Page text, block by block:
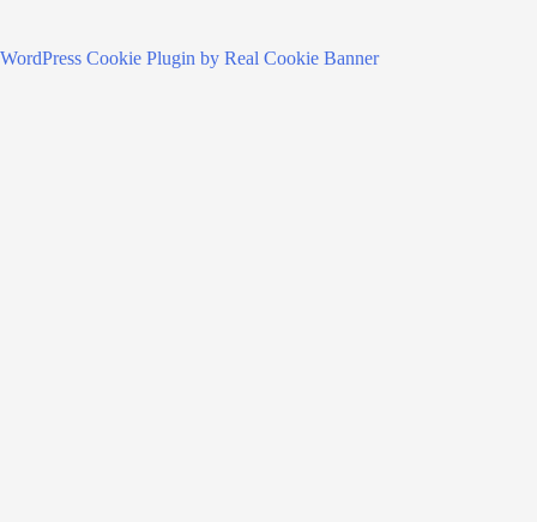
WordPress Cookie Plugin by Real Cookie Banner